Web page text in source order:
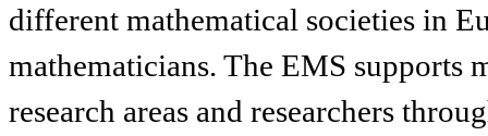
different mathematical societies in
mathematicians. The EMS supports
research areas and researchers